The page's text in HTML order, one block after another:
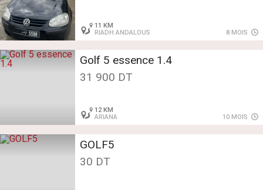
11 KM
RIADH ANDALOUS
8 MOIS
Golf 5 essence 1.4
31 900 DT
12 KM
ARIANA
10 MOIS
GOLF5
30 DT